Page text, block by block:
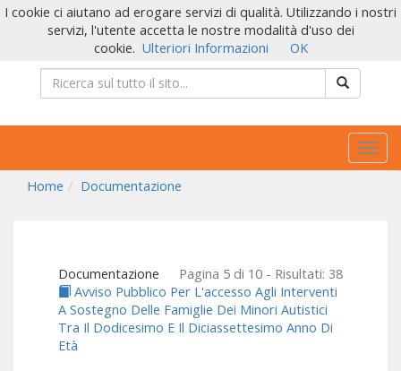
Home
Documentazione
Documentazione
Pagina 5 di 10 - Risultati: 38
Avviso Pubblico Per L'accesso Agli Interventi
A Sostegno Delle Famiglie Dei Minori Autistici
Tra Il Dodicesimo E Il Diciassettesimo Anno Di
Età
I cookie ci aiutano ad erogare servizi di qualità. Utilizzando i nostri
servizi, l'utente accetta le nostre modalità d'uso dei
cookie. Ulteriori Informazioni OK